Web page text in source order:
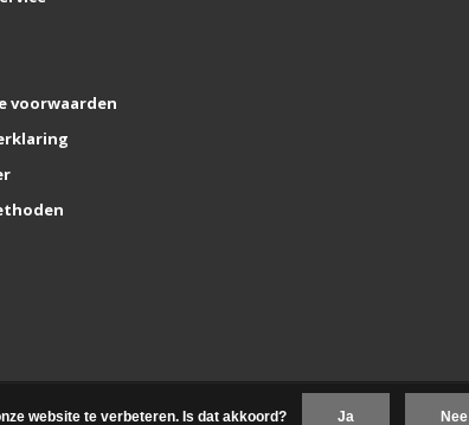
voorwaarden
website te verbeteren. Is dat akkoord? Ja Nee